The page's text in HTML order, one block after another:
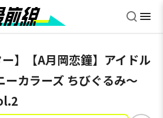
ー】【A月岡恋鐘】アイドル
ーカラーズ ちびぐるみ～